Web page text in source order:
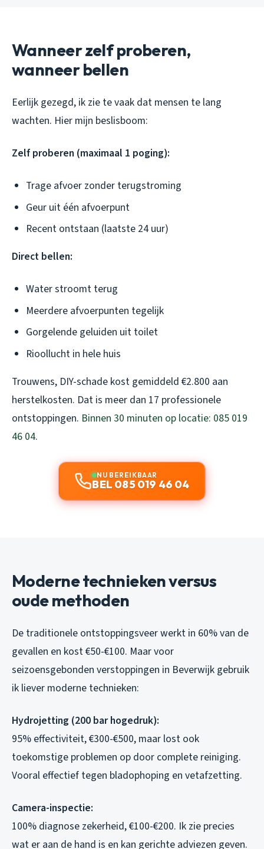
Wanneer zelf proberen,
wanneer bellen
Eerlijk gezegd, ik zie te vaak dat mensen te lang
wachten. Hier mijn beslisboom:
Zelf proberen (maximaal 1 poging):
Trage afvoer zonder terugstroming
Geur uit één afvoerpunt
Recent ontstaan (laatste 24 uur)
Direct bellen:
Water stroomt terug
Meerdere afvoerpunten tegelijk
Gorgelende geluiden uit toilet
Rioollucht in hele huis
Trouwens, DIY-schade kost gemiddeld €2.800 aan
herstelkosten. Dat is meer dan 17 professionele
ontstoppingen. Binnen 30 minuten op locatie: 085 019
46 04.
NU BEREIKBAAR
BEL 085 019 46 04
Moderne technieken versus
oude methoden
De traditionele ontstoppingsveer werkt in 60% van de
gevallen en kost €50-€100. Maar voor
seizoensgebonden verstoppingen in Beverwijk gebruik
ik liever moderne technieken:
Hydrojetting (200 bar hogedruk):
95% effectiviteit, €300-€500, maar lost ook
toekomstige problemen op door complete reiniging.
Vooral effectief tegen bladophoping en vetafzetting.
Camera-inspectie:
100% diagnose zekerheid, €100-€200. Ik zie precies
wat er aan de hand is en kan gerichte adviezen geven.